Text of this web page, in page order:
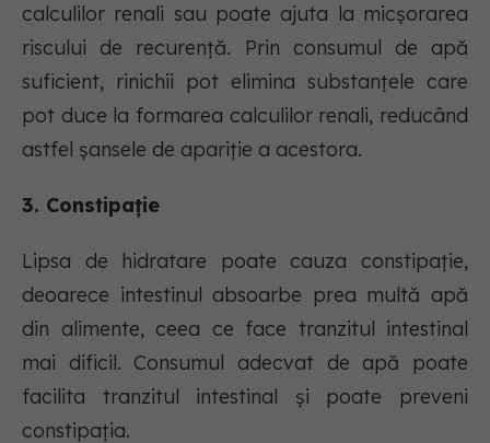
calculilor renali sau poate ajuta la micșorarea
riscului de recurență. Prin consumul de apă
suficient, rinichii pot elimina substanțele care
pot duce la formarea calculilor renali, reducând
astfel șansele de apariție a acestora.
3. Constipație
Lipsa de hidratare poate cauza constipație,
deoarece intestinul absoarbe prea multă apă
din alimente, ceea ce face tranzitul intestinal
mai dificil. Consumul adecvat de apă poate
facilita tranzitul intestinal și poate preveni
constipația.